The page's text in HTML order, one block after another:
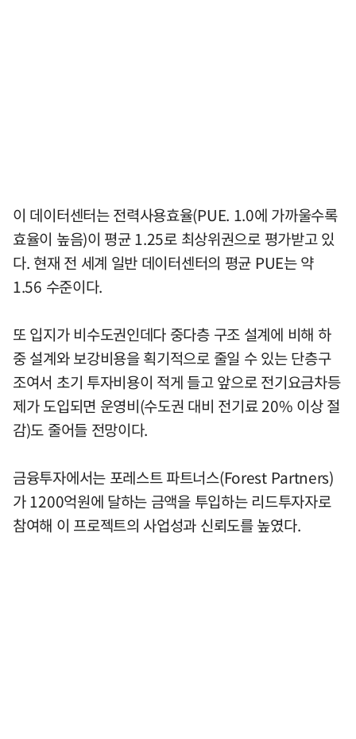
이 데이터센터는 전력사용효율(PUE. 1.0에 가까울수록
효율이 높음)이 평균 1.25로 최상위권으로 평가받고 있
다. 현재 전 세계 일반 데이터센터의 평균 PUE는 약
1.56 수준이다.
또 입지가 비수도권인데다 중다층 구조 설계에 비해 하
중 설계와 보강비용을 획기적으로 줄일 수 있는 단층구
조여서 초기 투자비용이 적게 들고 앞으로 전기요금차등
제가 도입되면 운영비(수도권 대비 전기료 20% 이상 절
감)도 줄어들 전망이다.
금융투자에서는 포레스트 파트너스(Forest Partners)
가 1200억원에 달하는 금액을 투입하는 리드투자자로
참여해 이 프로젝트의 사업성과 신뢰도를 높였다.